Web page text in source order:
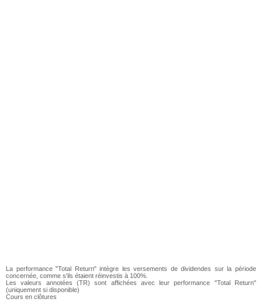
La performance "Total Return" intègre les versements de dividendes sur la période
concernée, comme s'ils étaient réinvestis à 100%.
Les valeurs annotées (TR) sont affichées avec leur performance "Total Return"
(uniquement si disponible)
Cours en clôtures